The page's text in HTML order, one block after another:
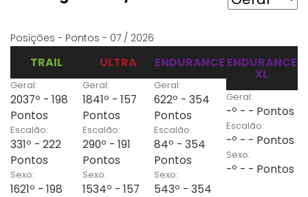
Posições - Pontos - 07 / 2026
TRAIL
Geral:
2037º - 198
Pontos
Escalão:
331º - 222
Pontos
Sexo:
1621º - 198
ULTRA
Geral:
1841º - 157
Pontos
Escalão:
290º - 191
Pontos
Sexo:
1534º - 157
ENDURANCE
Geral:
622º - 354
Pontos
Escalão:
84º - 354
Pontos
Sexo:
543º - 354
ENDURANCE
XL
Geral:
-º - - Pontos
Escalão:
-º - - Pontos
Sexo:
-º - - Pontos